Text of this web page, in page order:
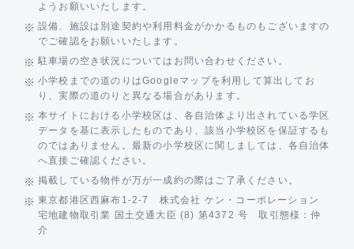
ようお願いいたします。
設備、施設は別途契約や利用料金がかかるものもございますの
でご確認をお願いいたします。
駐車場の空き状況についてはお問い合わせください。
小学校までの道のりはGoogleマップを利用して算出してお
り、実際の道のりと異なる場合があります。
本サイトにおける小学校区は、各自治体より出されている学区
データを基に表示したものであり、該当小学校区を保証するも
のではありません。最新の小学校区に関しましては、各自治体
へ直接ご確認ください。
掲載している物件が万が一成約の際はご了承ください。
東京都港区西麻布1-2-7 株式会社 ケン・コーポレーション
宅地建物取引業 国土交通大臣 (8) 第4372 号 取引態様：仲
介